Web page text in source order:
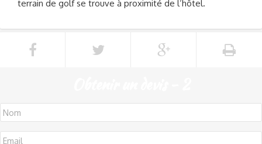
terrain de golf se trouve à proximité de l’hôtel.